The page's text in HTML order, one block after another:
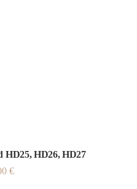
HD25, HD26, HD27
€